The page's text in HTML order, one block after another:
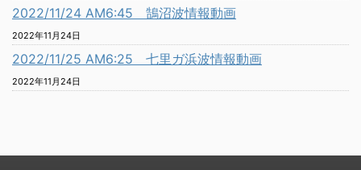
2022/11/24 AM6:45 鵠沼波情報動画
2022年11月24日
2022/11/25 AM6:25 七里ガ浜波情報動画
2022年11月24日